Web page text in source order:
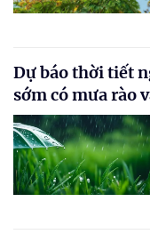
Dự báo thời tiết
sớm có mưa rào